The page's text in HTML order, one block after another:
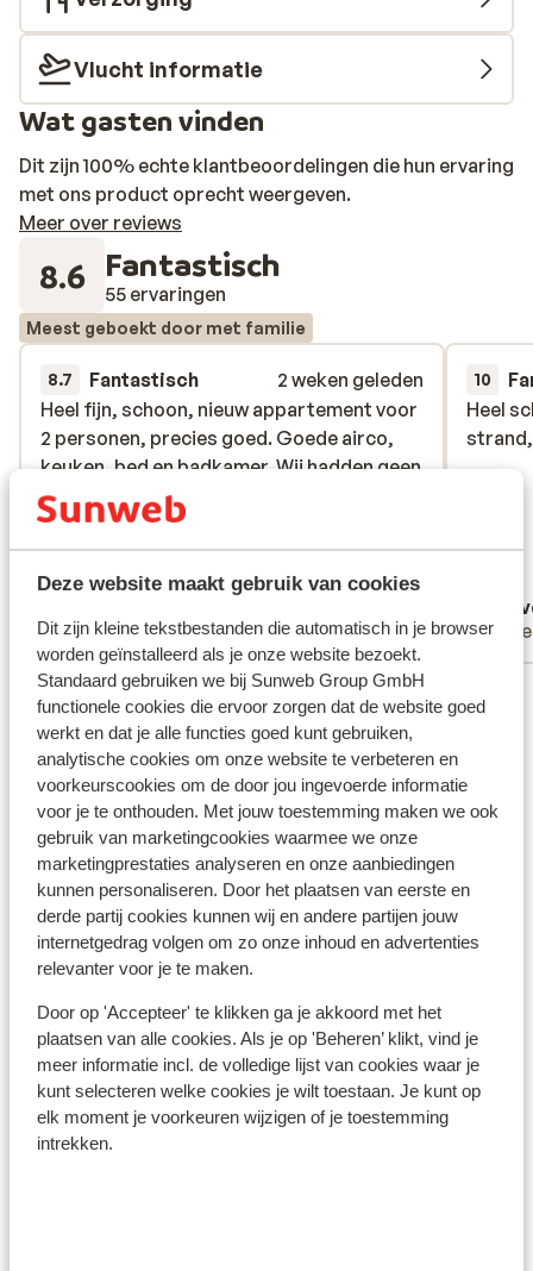
Deze website maakt gebruik van cookies
Dit zijn kleine tekstbestanden die automatisch in je browser
worden geïnstalleerd als je onze website bezoekt.
Standaard gebruiken we bij Sunweb Group GmbH
functionele cookies die ervoor zorgen dat de website goed
werkt en dat je alle functies goed kunt gebruiken,
analytische cookies om onze website te verbeteren en
voorkeurscookies om de door jou ingevoerde informatie
voor je te onthouden. Met jouw toestemming maken we ook
gebruik van marketingcookies waarmee we onze
marketingprestaties analyseren en onze aanbiedingen
kunnen personaliseren. Door het plaatsen van eerste en
derde partij cookies kunnen wij en andere partijen jouw
internetgedrag volgen om zo onze inhoud en advertenties
relevanter voor je te maken.
Door op 'Accepteer' te klikken ga je akkoord met het
plaatsen van alle cookies. Als je op 'Beheren’ klikt, vind je
meer informatie incl. de volledige lijst van cookies waar je
kunt selecteren welke cookies je wilt toestaan. Je kunt op
elk moment je voorkeuren wijzigen of je toestemming
intrekken.
Vlucht informatie
Wat gasten vinden
Dit zijn 100% echte klantbeoordelingen die hun ervaring
met ons product oprecht weergeven.
Meer over reviews
8.6 Fantastisch
55 ervaringen
Meest geboekt door met familie
8.7 Fantastisch
2 weken geleden
Heel fijn, schoon, nieuw appartement voor
2 personen, precies goed. Goede airco,
keuken, bed en badkamer. Wij hadden geen
mooi uitzicht, maar dat vonden we niet erg.
Lekker dichtbij het zwembad, de zee en
winkels en restaurants. We waren blij dat
we een huurauto hadden. Receptie was
Heel fijn, schoon, nieuw appartement voor
2 personen, precies goed. Goede airco,
keuken, bed en badkamer. Wij hadden geen
mooi uitzicht, maar dat vonden we niet erg.
Lekker dichtbij het zwembad, de zee en
winkels en restaurants. We waren blij dat
we een h...meer
Met partner
10
Heel
Heel
E.p
Bekijk alle 55 ervaringen
Ligging
Bekijk op kaart
In de buurt
Aan het strand (kiezelstrand)
Centrum Barbati: 300 m
In een bosrijke omgeving
Luchthaven: 20 km
Bushalte: 400 m